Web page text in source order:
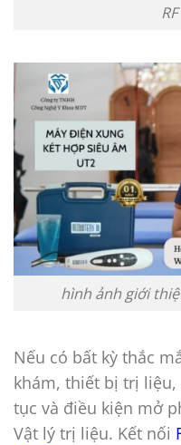
hình ảnh giới
Nếu có bất kỳ thắc
khám, thiết bị trị
tục và điều kiện mở
Vật lý trị liệu. Kết nối